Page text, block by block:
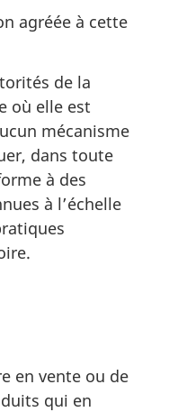
agréée à cette
de la
où elle est
mécanisme
dans toute
à des
à l’échelle
en vente ou de
qui en